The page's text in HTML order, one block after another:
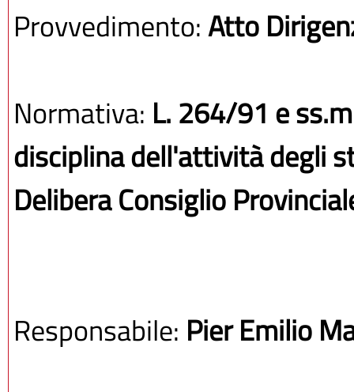
Provvedimento:Atto
Normativa: L. 264/91 e
disciplina dell'attività degli
Delibera Consiglio
Responsabile: Pier Emilio